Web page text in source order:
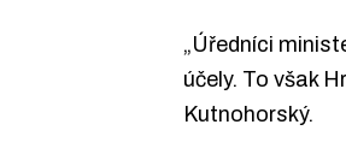
„Úředníci
účely. To však
Kutnohorský.